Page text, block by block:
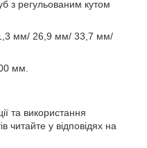
з регульованим кутом
мм/ 26,9 мм/ 33,7 мм/
мм.
та використання
читайте у відповідях на